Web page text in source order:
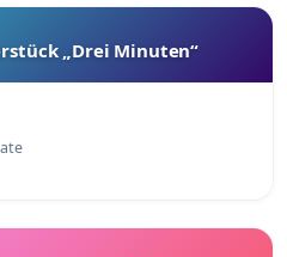
„Drei Minuten“